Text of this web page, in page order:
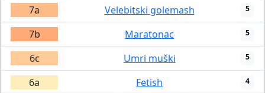
7a Velebitski golemash 5
7b Maratonac 5
6c Umri muški 5
6a Fetish 4